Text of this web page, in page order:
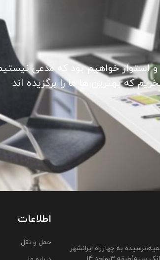
استوار خواهیم بود که مدعی
که بهترین ها ما را برگزیده اند
به چهارراه ایرانشهر
اطلاعات
حمل و نقل